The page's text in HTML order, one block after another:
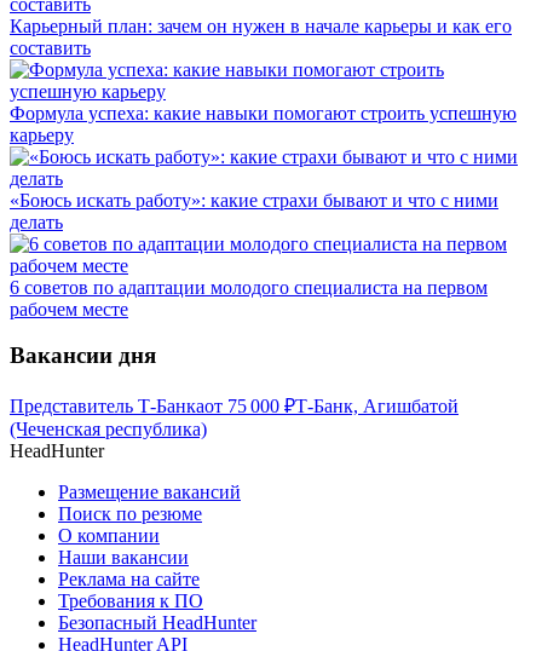
Карьерный план: зачем он нужен в начале карьеры и как его
составить
Формула успеха: какие навыки помогают строить успешную
карьеру
«Боюсь искать работу»: какие страхи бывают и что с ними
делать
6 советов по адаптации молодого специалиста на первом
рабочем месте
Вакансии дня
Представитель Т-Банкаот 75 000 ₽Т-Банк, Агишбатой
(Чеченская республика)
HeadHunter
Размещение вакансий
Поиск по резюме
О компании
Наши вакансии
Реклама на сайте
Требования к ПО
Безопасный HeadHunter
HeadHunter API